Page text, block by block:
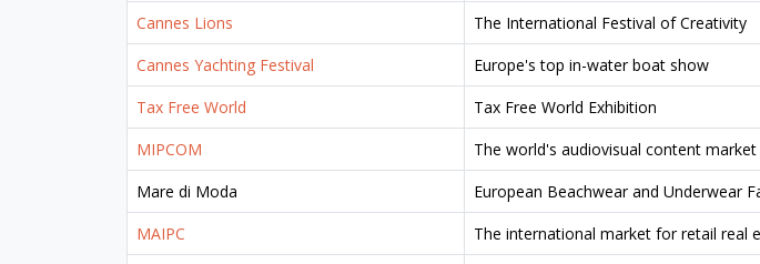
Cannes Lions
The International Festival of Creativity
Cannes Yachting Festival
Europe's top in-water boat show
Tax Free World
Tax Free World Exhibition
MIPCOM
The world's audiovisual content market
Mare di Moda
European Beachwear and Underwear
MAIPC
The international market for retail real